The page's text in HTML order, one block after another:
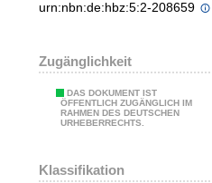
urn:nbn:de:hbz:5:2-208659
Zugänglichkeit
DAS DOKUMENT IST
ÖFFENTLICH ZUGÄNGLICH IM
RAHMEN DES DEUTSCHEN
URHEBERRECHTS.
Klassifikation